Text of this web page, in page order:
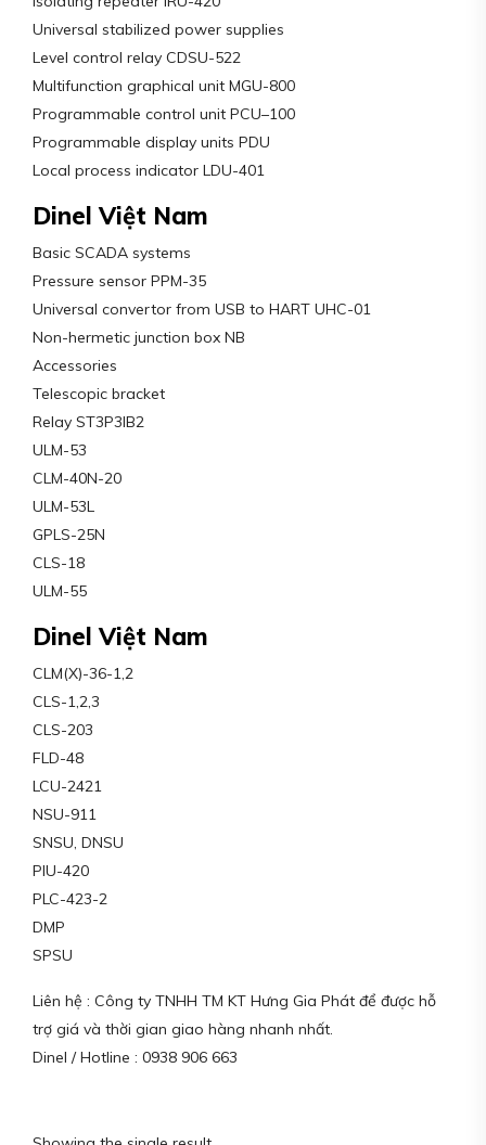
Universal stabilized power supplies
Level control relay CDSU-522
Multifunction graphical unit MGU-800
Programmable control unit PCU–100
Programmable display units PDU
Local process indicator LDU-401
Dinel Việt Nam
Basic SCADA systems
Pressure sensor PPM-35
Universal convertor from USB to HART UHC-01
Non-hermetic junction box NB
Accessories
Telescopic bracket
Relay ST3P3lB2
ULM-53
CLM-40N-20
ULM-53L
GPLS-25N
CLS-18
ULM-55
Dinel Việt Nam
CLM(X)-36-1,2
CLS-1,2,3
CLS-203
FLD-48
LCU-2421
NSU-911
SNSU, DNSU
PIU-420
PLC-423-2
DMP
SPSU
Liên hệ : Công ty TNHH TM KT Hưng Gia Phát để được hỗ
trợ giá và thời gian giao hàng nhanh nhất.
Dinel / Hotline : 0938 906 663